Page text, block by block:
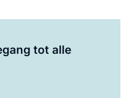
tot alle